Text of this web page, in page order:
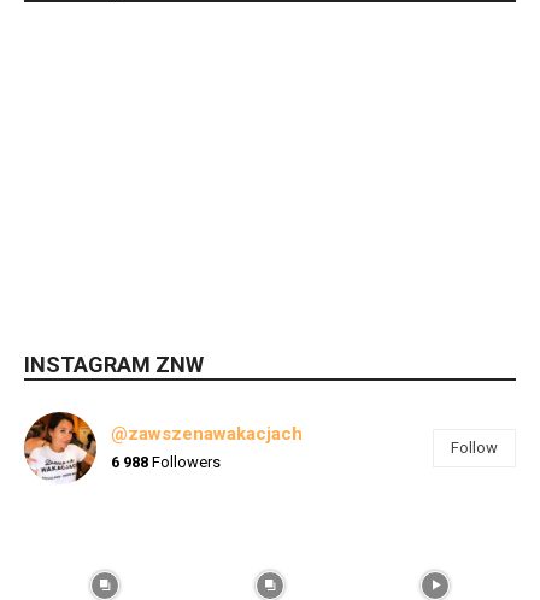
INSTAGRAM ZNW
@zawszenawakacjach
6 988 Followers
Follow